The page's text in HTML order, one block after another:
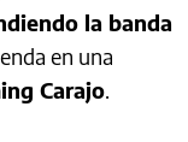
la banda
en una
Carajo.